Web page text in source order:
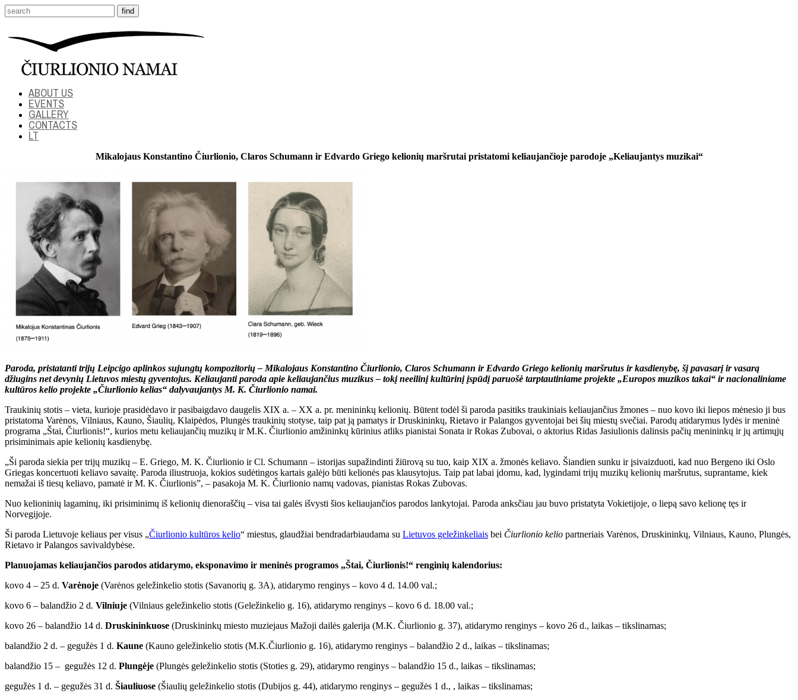
ABOUT US
EVENTS
GALLERY
CONTACTS
LT
Mikalojaus Konstantino Čiurlionio, Claros Schumann ir Edvardo Griego kelionių maršrutai pristatomi keliaujančioje parodoje „Keliaujantys muzikai“
Paroda, pristatanti trijų Leipcigo aplinkos sujungtų kompozitorių – Mikalojaus Konstantino Čiurlionio, Claros Schumann ir Edvardo Griego kelionių maršrutus ir kasdienybę, šį pavasarį ir vasarą
džiugins net devynių Lietuvos miestų gyventojus. Keliaujanti paroda apie keliaujančius muzikus – tokį neeilinį kultūrinį įspūdį paruošė tarptautiniame projekte „Europos muzikos takai“ ir nacionaliniame
kultūros kelio projekte „Čiurlionio kelias“ dalyvaujantys M. K. Čiurlionio namai.
Traukinių stotis – vieta, kurioje prasidėdavo ir pasibaigdavo daugelis XIX a. – XX a. pr. menininkų kelionių. Būtent todėl ši paroda pasitiks traukiniais keliaujančius žmones – nuo kovo iki liepos mėnesio ji bus
pristatoma Varėnos, Vilniaus, Kauno, Šiaulių, Klaipėdos, Plungės traukinių stotyse, taip pat ją pamatys ir Druskininkų, Rietavo ir Palangos gyventojai bei šių miestų svečiai. Parodų atidarymus lydės ir meninė
programa „Štai, Čiurlionis!“, kurios metu keliaujančių muzikų ir M.K. Čiurlionio amžininkų kūrinius atliks pianistai Sonata ir Rokas Zubovai, o aktorius Ridas Jasiulionis dalinsis pačių menininkų ir jų artimųjų
prisiminimais apie kelionių kasdienybę.
„Ši paroda siekia per trijų muzikų – E. Griego, M. K. Čiurlionio ir Cl. Schumann – istorijas supažindinti žiūrovą su tuo, kaip XIX a. žmonės keliavo. Šiandien sunku ir įsivaizduoti, kad nuo Bergeno iki Oslo
Griegas koncertuoti keliavo savaitę. Paroda iliustruoja, kokios sudėtingos kartais galėjo būti kelionės pas klausytojus. Taip pat labai įdomu, kad, lygindami trijų muzikų kelionių maršrutus, suprantame, kiek
nemažai iš tiesų keliavo, pamatė ir M. K. Čiurlionis”, – pasakoja M. K. Čiurlionio namų vadovas, pianistas Rokas Zubovas.
Nuo kelioninių lagaminų, iki prisiminimų iš kelionių dienoraščių – visa tai galės išvysti šios keliaujančios parodos lankytojai. Paroda anksčiau jau buvo pristatyta Vokietijoje, o liepą savo kelionę tęs ir
Norvegijoje.
Ši paroda Lietuvoje keliaus per visus „Čiurlionio kultūros kelio“ miestus, glaudžiai bendradarbiaudama su Lietuvos geležinkeliais bei Čiurlionio kelio partneriais Varėnos, Druskininkų, Vilniaus, Kauno, Plungės,
Rietavo ir Palangos savivaldybėse.
Planuojamas keliaujančios parodos atidarymo, eksponavimo ir meninės programos „Štai, Čiurlionis!“ renginių kalendorius:
kovo 4 – 25 d. Varėnoje (Varėnos geležinkelio stotis (Savanorių g. 3A), atidarymo renginys – kovo 4 d. 14.00 val.;
kovo 6 – balandžio 2 d. Vilniuje (Vilniaus geležinkelio stotis (Geležinkelio g. 16), atidarymo renginys – kovo 6 d. 18.00 val.;
kovo 26 – balandžio 14 d. Druskininkuose (Druskininkų miesto muziejaus Mažoji dailės galerija (M.K. Čiurlionio g. 37), atidarymo renginys – kovo 26 d., laikas – tikslinamas;
balandžio 2 d. – gegužės 1 d. Kaune (Kauno geležinkelio stotis (M.K.Čiurlionio g. 16), atidarymo renginys – balandžio 2 d., laikas – tikslinamas;
balandžio 15 – gegužės 12 d. Plungėje (Plungės geležinkelio stotis (Stoties g. 29), atidarymo renginys – balandžio 15 d., laikas – tikslinamas;
gegužės 1 d. – gegužės 31 d. Šiauliuose (Šiaulių geležinkelio stotis (Dubijos g. 44), atidarymo renginys – gegužės 1 d., , laikas – tikslinamas;